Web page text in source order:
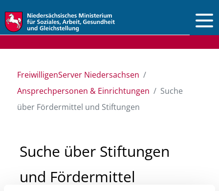
FreiwilligenServer Niedersachsen
Ansprechpersonen & Einrichtungen
Suche
über Fördermittel und Stiftungen
Suche über Stiftungen
und Fördermittel